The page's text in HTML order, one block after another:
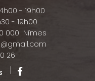
- 19h00
- 19h00
000 Nîmes
26